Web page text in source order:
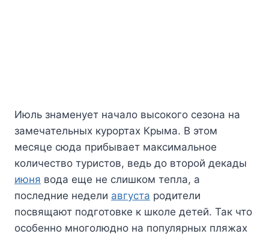
Июль знаменует начало высокого сезона на
замечательных курортах Крыма. В этом
месяце сюда прибывает максимальное
количество туристов, ведь до второй декады
июня вода еще не слишком тепла, а
последние недели августа родители
посвящают подготовке к школе детей. Так что
особенно многолюдно на популярных пляжах